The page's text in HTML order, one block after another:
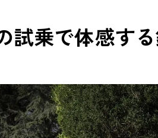
試
鈴鹿市
最
エ
安
試乗で体感す